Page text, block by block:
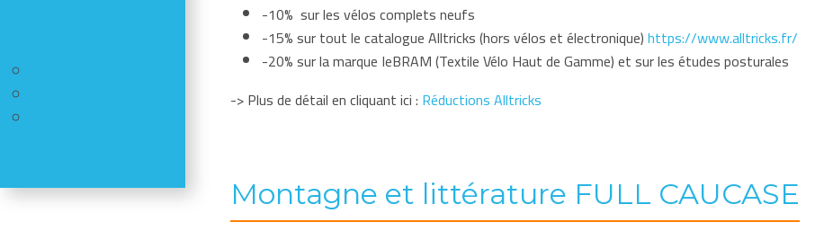
-10% sur les vélos complets neufs
-15% sur tout le catalogue Alltricks (hors vélos et électronique)https://www.alltricks.fr/
-20% sur la marque IeBRAM (Textile Vélo Haut de Gamme) et sur les études posturales
-> Plus de détail en cliquant ici : Réductions Alltricks
Montagne et littérature FULL CAUCASE